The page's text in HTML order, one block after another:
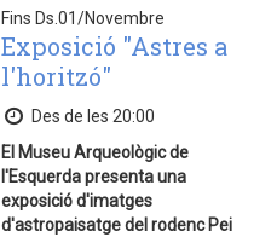
Fins Ds.01/Novembre
Exposició "Astres a
l'horitzó"
Des de les 20:00
El Museu Arqueològic de
l'Esquerda presenta una
exposició d'imatges
d'astropaisatge del rodenc Pei